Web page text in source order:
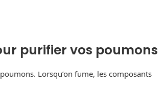
purifier vos poumons
Lorsqu’on fume, les composants